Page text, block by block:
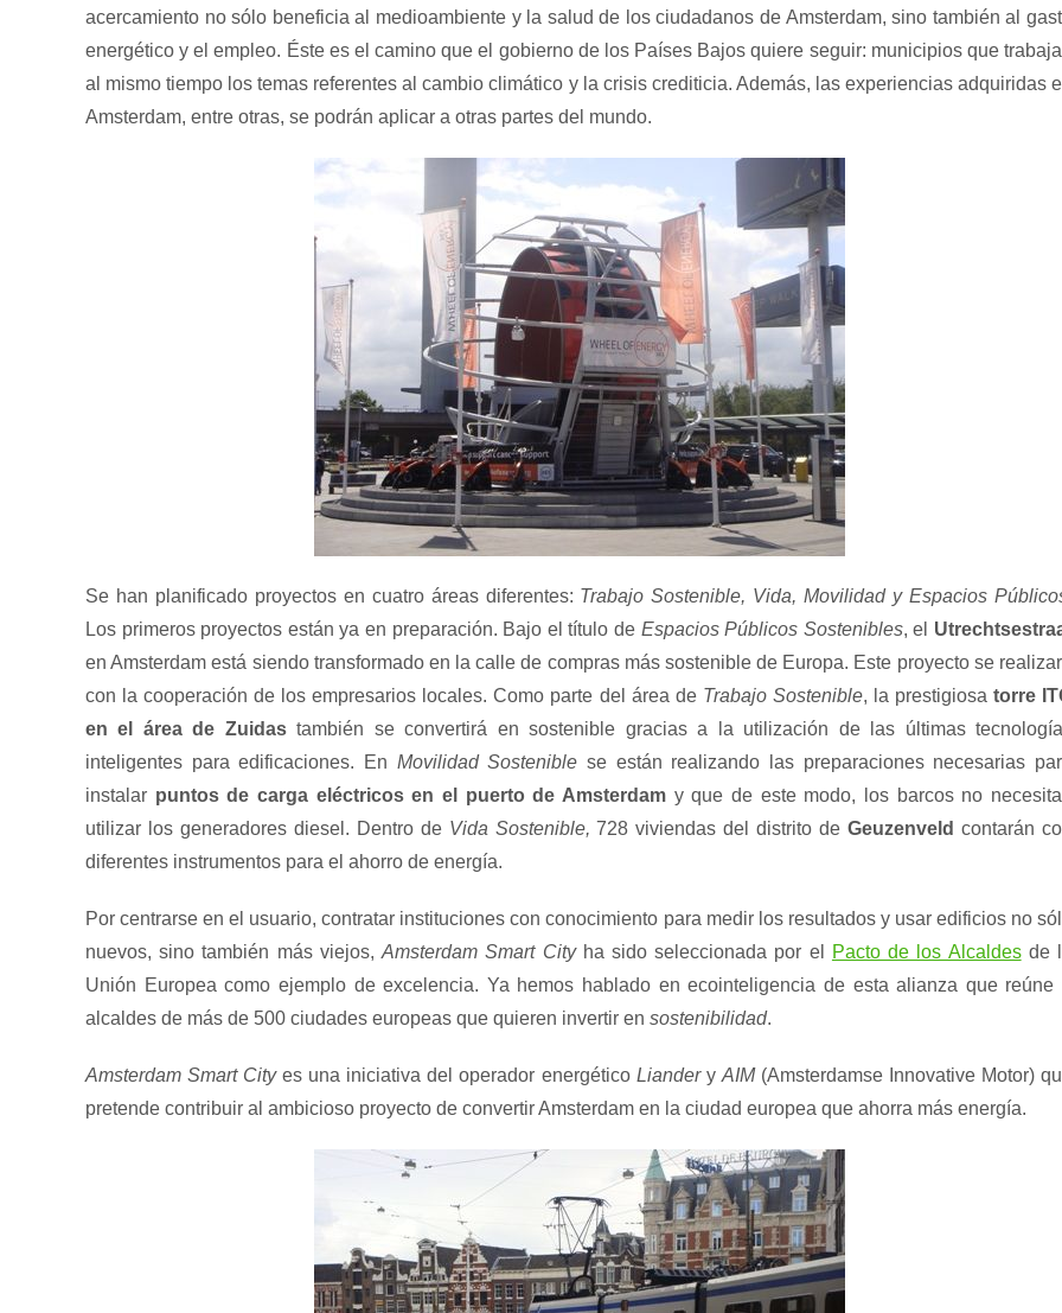
acercamiento no sólo beneficia al medioambiente y la salud de los ciudadanos de Amsterdam, sino también al
energético y el empleo. Éste es el camino que el gobierno de los Países Bajos quiere seguir: municipios que
al mismo tiempo los temas referentes al cambio climático y la crisis crediticia. Además, las experiencias adquiridas
Amsterdam, entre otras, se podrán aplicar a otras partes del mundo.
Se han planificado proyectos en cuatro áreas diferentes: Trabajo Sostenible, Vida, Movilidad y Espacios
Los primeros proyectos están ya en preparación. Bajo el título de Espacios Públicos Sostenibles, el
en Amsterdam está siendo transformado en la calle de compras más sostenible de Europa. Este proyecto se
con la cooperación de los empresarios locales. Como parte del área de Trabajo Sostenible, la prestigiosa torre
en el área de Zuidastambién se convertirá en sostenible gracias a la utilización de las últimas
inteligentes para edificaciones. En Movilidad Sostenible se están realizando las preparaciones necesarias
instalar puntos de carga eléctricos en el puerto de Amsterdam y que de este modo, los barcos no
utilizar los generadores diesel. Dentro de Vida Sostenible,728 viviendas del distrito deGeuzenveld contarán
diferentes instrumentos para el ahorro de energía.
Por centrarse en el usuario, contratar instituciones con conocimiento para medir los resultados y usar edificios no
nuevos, sino también más viejos,Amsterdam Smart Cityha sido seleccionada por el Pacto de los Alcaldesde
Unión Europea como ejemplo de excelencia. Ya hemos hablado en ecointeligencia de esta alianza que reúne
alcaldes de más de 500 ciudades europeas que quieren invertir en sostenibilidad.
Amsterdam Smart Cityes una iniciativa del operador energético Liandery AIM(Amsterdamse Innovative Motor)
pretende contribuir al ambicioso proyecto de convertir Amsterdam en la ciudad europea que ahorra más energía.